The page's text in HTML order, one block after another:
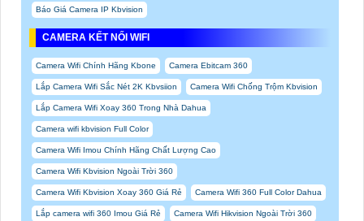
Báo Giá Camera IP Kbvision
CAMERA KẾT NỐI WIFI
Camera Wifi Chính Hãng Kbone Camera Ebitcam 360
Lắp Camera Wifi Sắc Nét 2K Kbvsiion Camera Wifi Chống Trộm Kbvision
Lắp Camera Wifi Xoay 360 Trong Nhà Dahua
Camera wifi kbvision Full Color
Camera Wifi Imou Chính Hãng Chất Lượng Cao
Camera Wifi Kbvision Ngoài Trời 360
Camera Wifi Kbvision Xoay 360 Giá Rẻ Camera Wifi 360 Full Color Dahua
Lắp camera wifi 360 Imou Giá Rẻ Camera Wifi Hikvision Ngoài Trời 360